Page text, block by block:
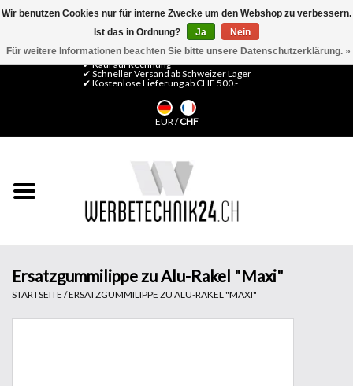
Mein Konto / Kundenkonto anlegen
✔ Kauf auf Rechnung
✔ Schneller Versand ab Schweizer Lager
✔ Kostenlose Lieferung ab CHF 500.-
EUR/CHF
Ersatzgummilippe zu Alu-Rakel "Maxi"
STARTSEITE /ERSATZGUMMILIPPE ZU ALU-RAKEL "MAXI"
Wir benutzen Cookies nur für interne Zwecke um den Webshop zu verbessern.
Ist das in Ordnung?
Ja
Nein
Für weitere Informationen beachten Sie bitte unsere Datenschutzerklärung. »